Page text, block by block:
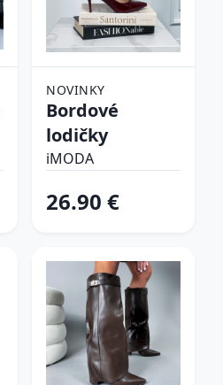
NOVINKY
Bordové
lodičky
iMODA
26.90 €